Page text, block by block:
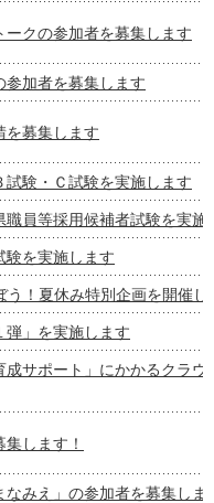
クの参加者を募集します
参加者を募集します
を募集します
験・Ｃ試験を実施します
員等採用候補者試験を実施
験を実施します
う！夏休み特別企画を開催し
弾」を実施します
成サポート」にかかるクラ
します！
みえ」の参加者を募集しま